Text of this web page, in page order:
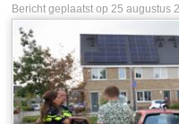
Bericht geplaatst op 25 augustus